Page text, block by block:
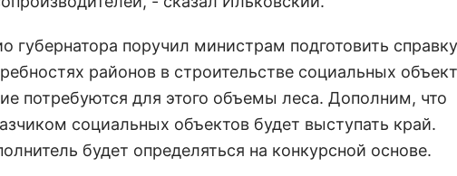
губернатора поручил министрам подготовить
районов в строительстве социальных
потребуются для этого объемы леса. Дополним, что
социальных объектов будет выступать край.
будет определяться на конкурсной основе.